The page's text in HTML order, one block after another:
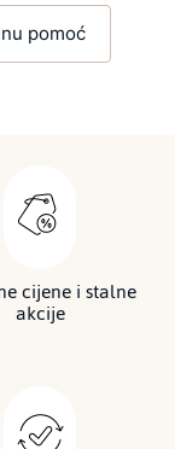
pomoć
cijene i stalne
akcije